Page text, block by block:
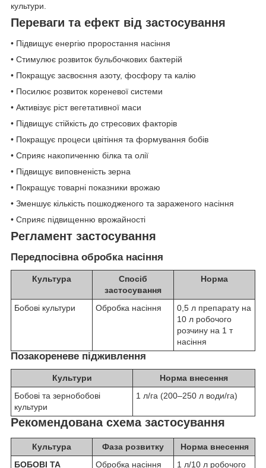
культури.
Переваги та ефект від застосування
• Підвищує енергію проростання насіння
• Стимулює розвиток бульбочкових бактерій
• Покращує засвоєння азоту, фосфору та калію
• Посилює розвиток кореневої системи
• Активізує ріст вегетативної маси
• Підвищує стійкість до стресових факторів
• Покращує процеси цвітіння та формування бобів
• Сприяє накопиченню білка та олії
• Підвищує виповненість зерна
• Покращує товарні показники врожаю
• Зменшує кількість пошкодженого та зараженого насіння
• Сприяє підвищенню врожайності
Регламент застосування
Передпосівна обробка насіння
Культура
Спосіб
застосування
Норма
Бобові культури Обробка насіння
0,5 л препарату на
10 л робочого
розчину на 1 т
насіння
Позакореневе підживлення
Культури
Норма внесення
Бобові та зернобобові
культури
1 л/га (200–250 л води/га)
Рекомендована схема застосування
Культура Фаза розвитку
Норма внесення
БОБОВІ ТА
Обробка насіння 1 л/10 л робочого